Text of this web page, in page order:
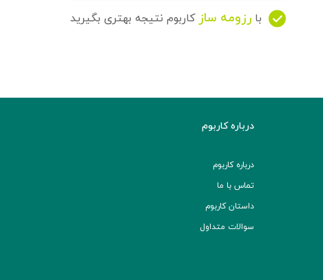
با رزومه ساز کاربوم نتیجه بهتری بگیرید
درباره کاربوم
درباره کاربوم
تماس با ما
داستان کاربوم
سوالات متداول